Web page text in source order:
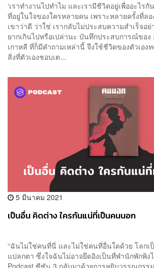
‘เราทำงานไปทำไม และเรามีชีวิตอยู่เพื่ออะไร
ที่อยู่ในใจของใครหลายคน เพราะหลายครั้งที่ล
เขาว่าดี ว่าใช่ เรากลับไม่ประสบความสำเร็จอ
ยากเกินไปหรือเปล่านะ บันทึกประสบการณ์ขอ
เกาหลี ที่ก็มีคำถามเหล่านี้ จึงใช้ชีวิตของตัวเอง
สิ่งที่ตัวเองชอบเต...
5 มีนาคม 2021
เป็นอื่น คิดต่าง ใครกันแน่ที่เป็นคนนอก
“ฉันไม่ใช่คนที่นี่ และไม่ใช่คนที่อื่นใดด้วย โลกเ
แปลกตา ซึ่งใจฉันไม่อาจยึดอิงเป็นที่พำนักพักพิง
Podcast ซีซัน 3 กลับมาด้วยการหยิบวรรณกรร